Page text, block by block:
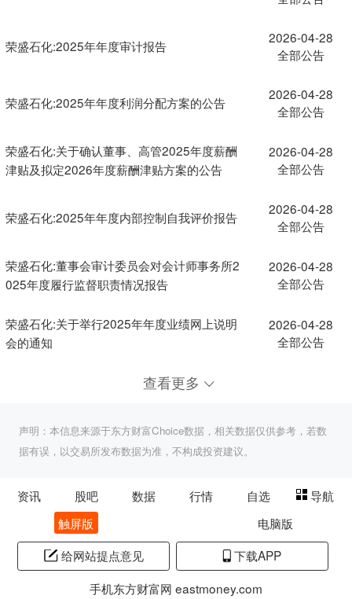
荣盛石化:2025年年度审计报告
2026-04-28
全部公告
荣盛石化:2025年年度利润分配方案的公告
2026-04-28
全部公告
荣盛石化:关于确认董事、高管2025年度薪酬
津贴及拟定2026年度薪酬津贴方案的公告
2026-04-28
全部公告
荣盛石化:2025年年度内部控制自我评价报告
2026-04-28
全部公告
荣盛石化:董事会审计委员会对会计师事务所2
025年度履行监督职责情况报告
2026-04-28
全部公告
荣盛石化:关于举行2025年年度业绩网上说明
会的通知
2026-04-28
全部公告
查看更多
声明：本信息来源于东方财富Choice数据，相关数据仅供参考，若数
据有误，以交易所发布数据为准，不构成投资建议。
资讯 股吧 数据 行情 自选
导航
触屏版
电脑版
给网站提点意见
下载APP
手机东方财富网 eastmoney.com